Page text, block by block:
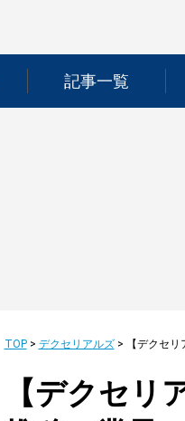
記事一覧
TOP> デクセリアルズ>
【デクセリ